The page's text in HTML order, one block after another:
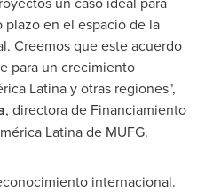
plazo en el espacio de la
Creemos que este acuerdo
para un crecimiento
Latina y otras regiones",
, directora de Financiamiento
Latina de MUFG.
internacional.